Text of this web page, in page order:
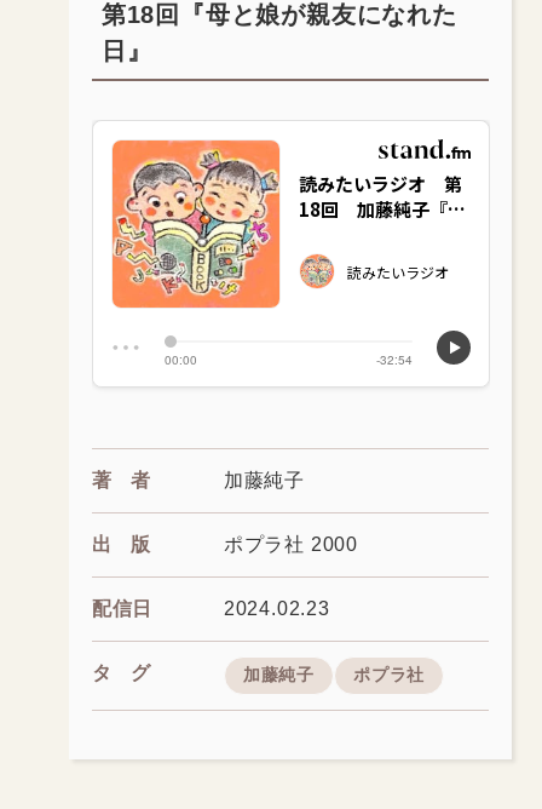
第18回『母と娘が親友になれた
日』
著者 加藤純子
出版 ポプラ社 2000
配信日 2024.02.23
タグ 加藤純子 ポプラ社